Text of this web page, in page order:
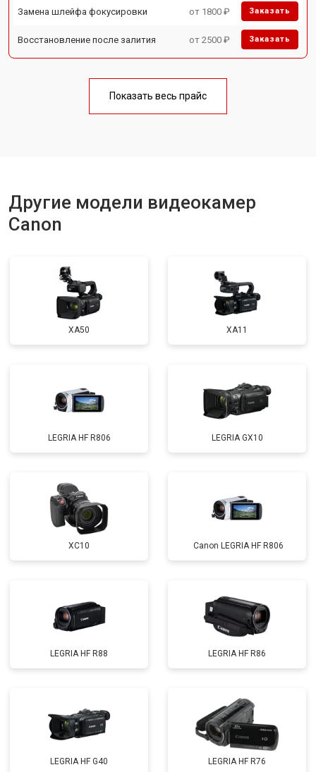
Замена шлейфа фокусировки от 1800 ₽ Заказать
Восстановление после залития от 2500 ₽ Заказать
Показать весь прайс
Другие модели видеокамер
Canon
XA50 XA11
LEGRIA HF R806 LEGRIA GX10
XC10 Canon LEGRIA HF R806
LEGRIA HF R88 LEGRIA HF R86
LEGRIA HF G40 LEGRIA HF R76